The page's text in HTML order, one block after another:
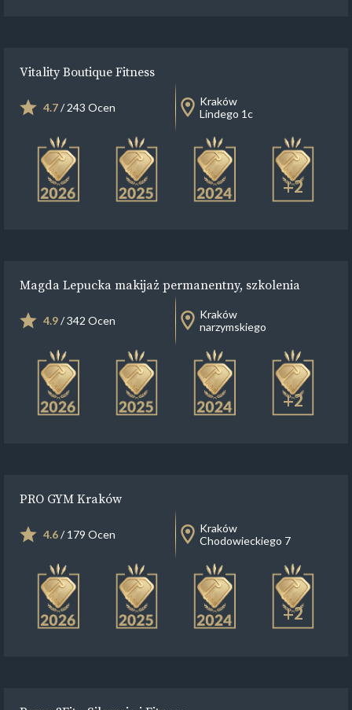
Vitality Boutique Fitness
4.7/ 243 Ocen
Kraków
Lindego 1c
+2
Magda Lepucka makijaż permanentny, szkolenia
4.9/ 342 Ocen
Kraków
narzymskiego
+2
PRO GYM Kraków
4.6/ 179 Ocen
Kraków
Chodowieckiego 7
+2